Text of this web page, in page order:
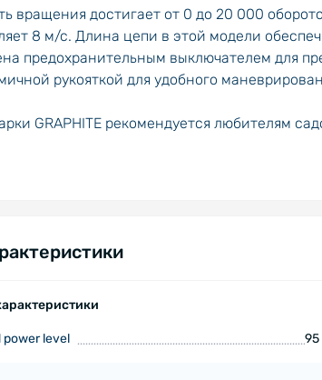
вращения достигает от 0 до 20 000
8 м/с. Длина цепи в этой модели
предохранительным выключателем для
рукояткой для удобного
GRAPHITE рекомендуется любителям
power level 95